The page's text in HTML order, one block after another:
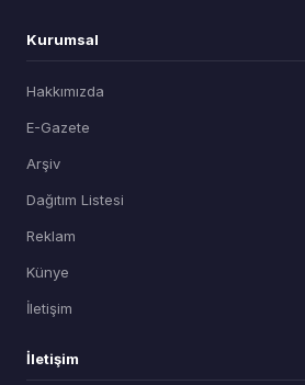
Kurumsal
Hakkımızda
E-Gazete
Arşiv
Dağıtım Listesi
Reklam
Künye
İletişim
İletişim